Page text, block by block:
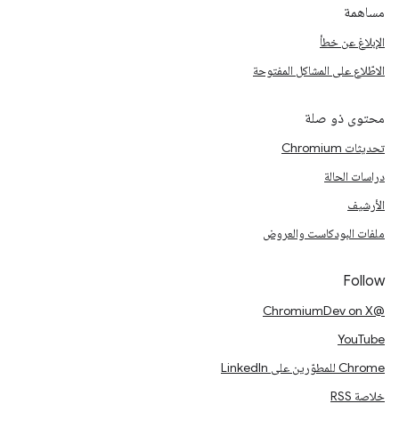
مساهمة
الإبلاغ عن خطأ
الاطّلاع على المشاكل المفتوحة
محتوى ذو صلة
تحديثات Chromium
دراسات الحالة
الأرشيف
ملفات البودكاست والعروض
Follow
@ChromiumDev on X
YouTube
Chrome للمطوّرين على LinkedIn
خلاصة RSS